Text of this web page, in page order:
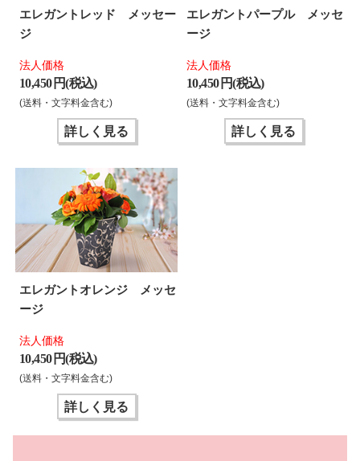
エレガントレッド メッセー
ジ
法人価格
10,450 円(税込)
(送料・文字料金含む)
詳しく見る
エレガントパープル メッセ
ージ
法人価格
10,450 円(税込)
(送料・文字料金含む)
詳しく見る
エレガントオレンジ メッセ
ージ
法人価格
10,450 円(税込)
(送料・文字料金含む)
詳しく見る